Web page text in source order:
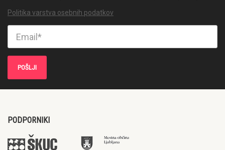
Politika varstva osebnih podatkov
PODPORNIKI